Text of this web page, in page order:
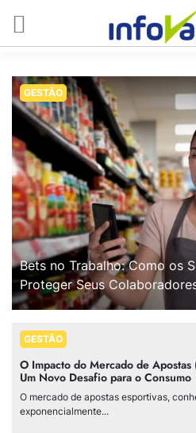
GESTÃO
Bets no Trabalho: Como os
Proteger Seus
GESTÃO
O Impacto do Mercado de
Um Novo Desafio para o Consumo
O mercado de apostas esportivas,
exponencialmente...